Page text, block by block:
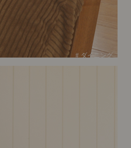
# ダイニング